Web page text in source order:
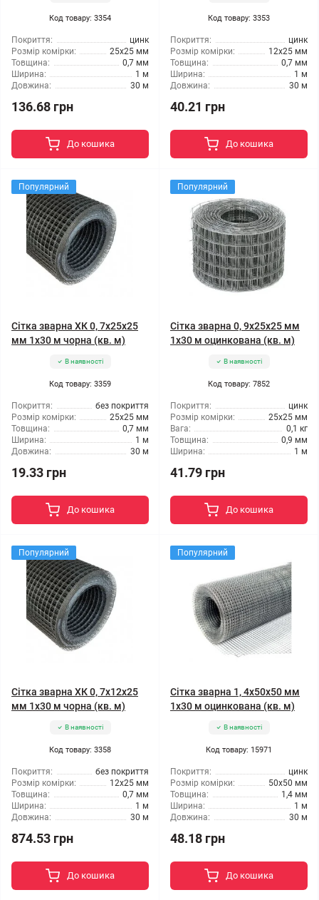
Код товару: 3354
Покриття:
цинк
Розмір комірки:
25x25 мм
Товщина:
0,7 мм
Ширина:
1 м
Довжина:
30 м
136.68 грн
До кошика
Код товару: 3353
Покриття:
цинк
Розмір комірки:
12x25 мм
Товщина:
0,7 мм
Ширина:
1 м
Довжина:
30 м
40.21 грн
До кошика
Популярний
Сітка зварна ХК 0, 7x25x25
мм 1x30 м чорна (кв. м)
В наявності
Код товару: 3359
Покриття:
без покриття
Розмір комірки:
25x25 мм
Товщина:
0,7 мм
Ширина:
1 м
Довжина:
30 м
19.33 грн
До кошика
Популярний
Сітка зварна 0, 9x25x25 мм
1x30 м оцинкована (кв. м)
В наявності
Код товару: 7852
Покриття:
цинк
Розмір комірки:
25x25 мм
Вага:
0,1 кг
Товщина:
0,9 мм
Ширина:
1 м
41.79 грн
До кошика
Популярний
Сітка зварна ХК 0, 7x12x25
мм 1x30 м чорна (кв. м)
В наявності
Код товару: 3358
Покриття:
без покриття
Розмір комірки:
12x25 мм
Товщина:
0,7 мм
Ширина:
1 м
Довжина:
30 м
874.53 грн
До кошика
Популярний
Сітка зварна 1, 4x50x50 мм
1x30 м оцинкована (кв. м)
В наявності
Код товару: 15971
Покриття:
цинк
Розмір комірки:
50x50 мм
Товщина:
1,4 мм
Ширина:
1 м
Довжина:
30 м
48.18 грн
До кошика